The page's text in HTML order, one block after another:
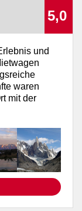
5,0
und
waren
mit der